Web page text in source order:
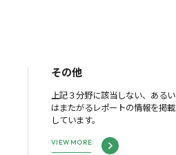
その他
上記３分野に該当しない、あるい
はまたがるレポートの情報を掲載
しています。
VIEW MORE